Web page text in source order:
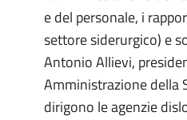
e del personale, i
settore siderurgico) e
Antonio Allievi,
Amministrazione della
dirigono le agenzie